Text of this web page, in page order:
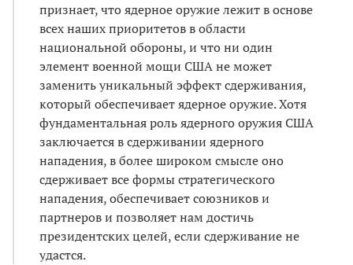
признает, что ядерное оружие лежит в основе
всех наших приоритетов в области
национальной обороны, и что ни один
элемент военной мощи США не может
заменить уникальный эффект сдерживания,
который обеспечивает ядерное оружие. Хотя
фундаментальная роль ядерного оружия США
заключается в сдерживании ядерного
нападения, в более широком смысле оно
сдерживает все формы стратегического
нападения, обеспечивает союзников и
партнеров и позволяет нам достичь
президентских целей, если сдерживание не
удастся.